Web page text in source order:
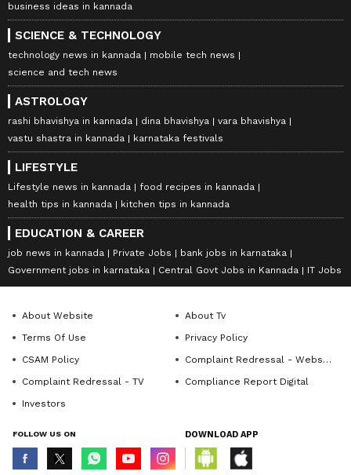
business ideas in kannada
SCIENCE & TECHNOLOGY
technology news in kannada
mobile tech news
science and tech news
ASTROLOGY
rashi bhavishya in kannada dina bhavishya
vara bhavishya
vastu shastra in kannada
karnataka festivals
LIFESTYLE
Lifestyle news in kannada
food recipes in kannada
health tips in kannada
kitchen tips in kannada
EDUCATION & CAREER
job news in kannada Private Jobs
bank jobs in karnataka
Government jobs in karnataka
Central Govt Jobs in Kannada IT Jobs
About Website
About Tv
Terms Of Use
Privacy Policy
CSAM Policy
Complaint Redressal - Website
Complaint Redressal - TV
Compliance Report Digital
Investors
FOLLOW US ON DOWNLOAD APP